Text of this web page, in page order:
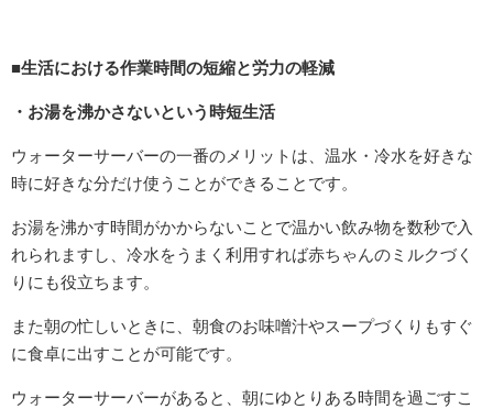
■生活における作業時間の短縮と労力の軽減
・お湯を沸かさないという時短生活
ウォーターサーバーの一番のメリットは、温水・冷水を好きな
時に好きな分だけ使うことができることです。
お湯を沸かす時間がかからないことで温かい飲み物を数秒で入
れられますし、冷水をうまく利用すれば赤ちゃんのミルクづく
りにも役立ちます。
また朝の忙しいときに、朝食のお味噌汁やスープづくりもすぐ
に食卓に出すことが可能です。
ウォーターサーバーがあると、朝にゆとりある時間を過ごすこ